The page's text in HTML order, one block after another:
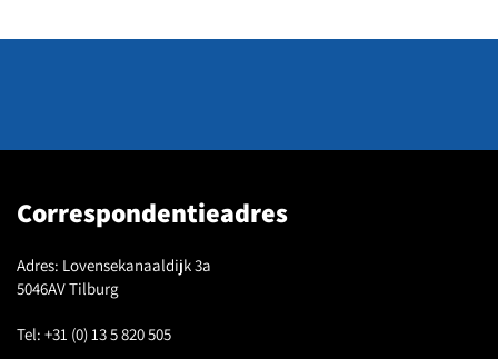
Correspondentieadres
Adres: Lovensekanaaldijk 3a
5046AV Tilburg
Tel: +31 (0) 13 5 820 505